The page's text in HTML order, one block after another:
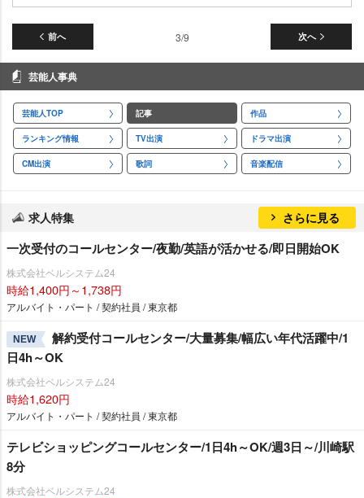
前へ 次へ
3/9
芸能人事典
芸能人TOP 記事 作品
ランキング情報 TV出演 ドラマ出演
CM出演 歌詞 音楽配信
求人特集 さらに見る
一次受付のコールセンター/夜勤/英語が活かせる/即日開始OK
株式会社ベルシステム24
時給1,400円～1,738円
アルバイト・パート / 契約社員 / 東京都
NEW
解約受付コールセンター/大量募集/幅広い年代活躍中/1
日4h～OK
株式会社ベルシステム24
時給1,620円
アルバイト・パート / 契約社員 / 東京都
テレビショッピングコールセンター/1日4h～OK/週3日～/川崎駅
8分
株式会社ベルシステム24